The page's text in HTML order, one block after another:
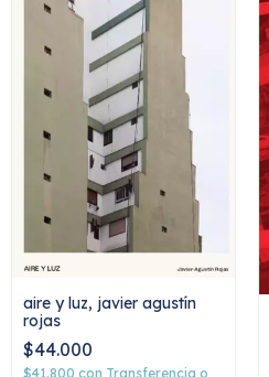
aire y luz, javier agustín
rojas
$44.000
$41.800 con Transferencia o